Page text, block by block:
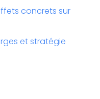
concrets sur
et stratégie